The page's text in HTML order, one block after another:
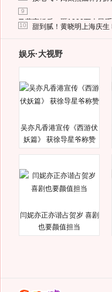
9
马蓉离婚后，砸1000万人民
10 甜到腻！黄晓明上海庆
娱乐·大视野
吴亦凡香港宣传《西游伏
妖篇》 获徐导星爷称赞
闫妮亦正亦谐占贺岁 喜剧
也要颜值担当